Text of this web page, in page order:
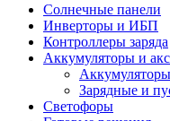
Солнечные панели
Инверторы и ИБП
Контроллеры заряда
Аккумуляторы и
Аккумуляторы
Зарядные и
Светофоры